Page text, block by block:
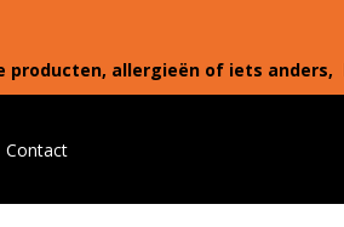
producten, allergieën of iets anders,
Contact